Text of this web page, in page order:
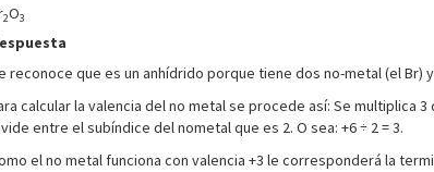
2O3
reconoce que es un anhídrido porque tiene dos no-metal (el Br)
calcular la valencia del no metal se procede así: Se multiplica
entre el subíndice del nometal que es 2. O sea: +6 ÷ 2 = 3.
el no metal funciona con valencia +3 le corresponderá la